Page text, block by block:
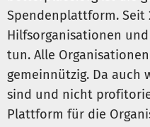
- Konzeption des Trainings
- Gestaltung und Layout
- Übersetzung der
- Druck der Materialien
EUR
Mit 65 EUR Spende kannst
Spendenplattform. Seit
Hilfsorganisationen
tun. Alle
gemeinnützig. Da auch
sind und nicht
Plattform für die